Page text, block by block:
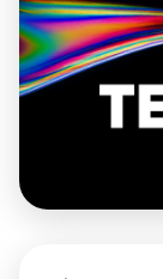
·성능·지속가
적 선택임을